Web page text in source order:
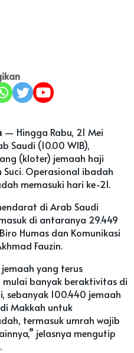
— Hingga Rabu, 21 Mei
Saudi (10.00 WIB),
(kloter) jemaah haji
Operasional ibadah
memasuki hari ke-21.
di Arab Saudi
di antaranya 29.449
Humas dan Komunikasi
Fauzin.
yang terus
banyak beraktivitas di
sebanyak 100.440 jemaah
Makkah untuk
termasuk umrah wajib
jelasnya mengutip